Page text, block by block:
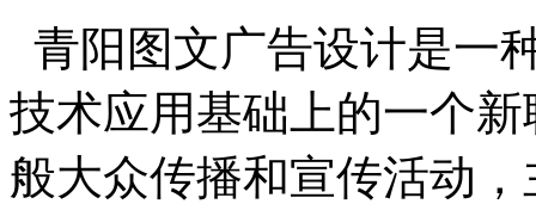
青阳图文广告设计是一
技术应用基础上的一个
般大众传播和宣传活动